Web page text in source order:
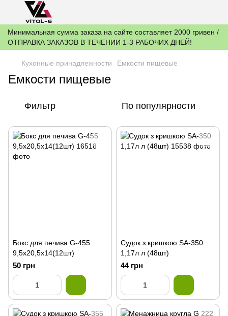
Минимальная сумма заказа на сайте составляет 2000 гривен /
ОТПРАВКА ЗАКАЗОВ В ТЕЧЕНИИ 1-3 РАБОЧИХ ДНЕЙ!
Кухонные принадлежности Емкости пищевые
Емкости пищевые
Фильтр По популярности
Бокс для печива G-455
9,5х20,5х14(12шт)
50 грн
Судок з кришкою SA-350
1,17л л (48шт)
44 грн